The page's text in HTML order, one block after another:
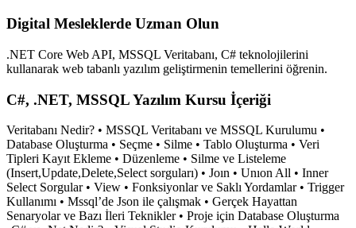
Digital Mesleklerde Uzman Olun
.NET Core Web API, MSSQL Veritabanı, C# teknolojilerini
kullanarak web tabanlı yazılım geliştirmenin temellerini öğrenin.
C#, .NET, MSSQL Yazılım Kursu İçeriği
Veritabanı Nedir? • MSSQL Veritabanı ve MSSQL Kurulumu •
Database Oluşturma • Seçme • Silme • Tablo Oluşturma • Veri
Tipleri Kayıt Ekleme • Düzenleme • Silme ve Listeleme
(Insert,Update,Delete,Select sorguları) • Joın • Unıon All • Inner
Select Sorgular • View • Fonksiyonlar ve Saklı Yordamlar • Trigger
Kullanımı • Mssql’de Json ile çalışmak • Gerçek Hayattan
Senaryolar ve Bazı İleri Teknikler • Proje için Database Oluşturma